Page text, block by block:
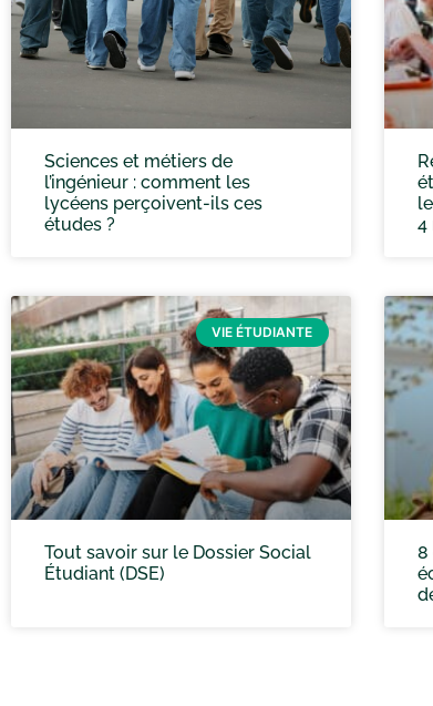
Sciences et métiers de
l’ingénieur : comment les
lycéens perçoivent-ils ces
études ?
4
VIE ÉTUDIANTE
Tout savoir sur le Dossier Social
Étudiant (DSE)
8